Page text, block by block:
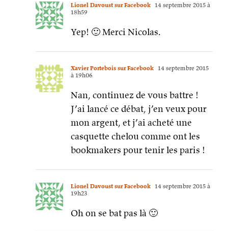
Lionel Davoust sur Facebook 14 septembre 2015 à
18h59
Yep! 🙂 Merci Nicolas.
Xavier Portebois sur Facebook 14 septembre 2015
à 19h06
Nan, continuez de vous battre !
J’ai lancé ce débat, j’en veux pour
mon argent, et j’ai acheté une
casquette chelou comme ont les
bookmakers pour tenir les paris !
Lionel Davoust sur Facebook 14 septembre 2015 à
19h23
Oh on se bat pas là 🙂